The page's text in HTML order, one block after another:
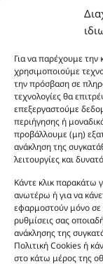
Για να παρέχουμε την
χρησιμοποιούμε
την πρόσβαση σε
τεχνολογίες θα
επεξεργαστούμε
περιήγησης ή
προβάλλουμε (μη)
ανάκληση της
λειτουργίες και
Κάντε κλικ παρακάτω
ανωτέρω ή για να
εφαρμοστούν μόνο σε
ρυθμίσεις σας
ανάκλησης της
Πολιτική Cookies ή
στο κάτω μέρος της
Europaea (Olive)
Οι
και δεν είναι
Σκοπός τους
Σε καμία
αυθεντικά
είναι η
καταναλωτή.